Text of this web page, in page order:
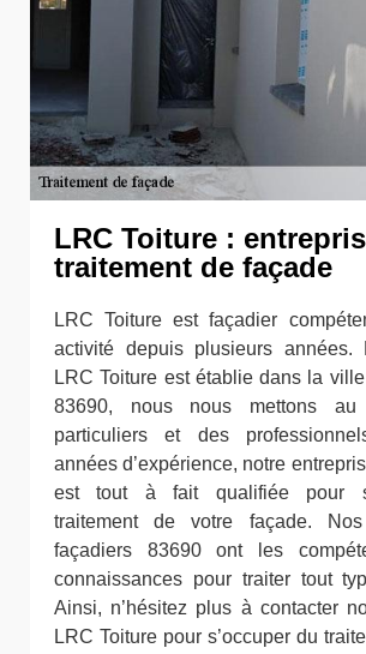
LRC Toiture :
traitement de façade
LRC Toiture est façadier
activité depuis plusieurs années.
LRC Toiture est établie dans la
83690, nous nous mettons au
particuliers et des
années d’expérience, notre
est tout à fait qualifiée pour
traitement de votre façade.
façadiers 83690 ont les
connaissances pour traiter tout
Ainsi, n’hésitez plus à contacter
LRC Toiture pour s’occuper du